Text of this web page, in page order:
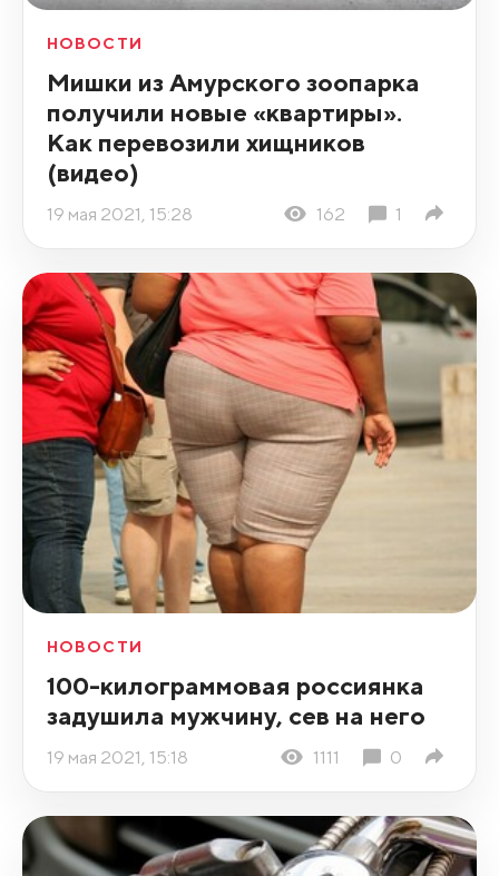
НОВОСТИ
Мишки из Амурского зоопарка
получили новые «квартиры».
Как перевозили хищников
(видео)
19 мая 2021, 15:28 162 1
НОВОСТИ
100-килограммовая россиянка
задушила мужчину, сев на него
19 мая 2021, 15:18 1111 0